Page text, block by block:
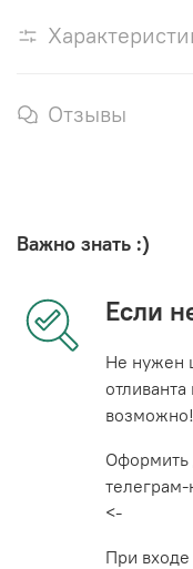
Отзывы
Важно знать :)
Если
Не нужен
возможно!
<-
При входе